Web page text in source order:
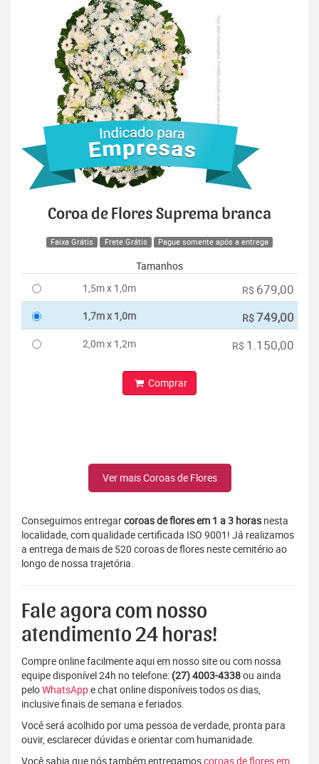
Coroa de Flores Suprema branca
Faixa Grátis Frete Grátis Pague somente após a entrega
Tamanhos
1,5m x 1,0m
R$ 679,00
1,7m x 1,0m R$749,00
2,0m x 1,2m R$ 1.150,00
Comprar
Ver mais Coroas de Flores
Conseguimos entregarcoroas de flores em 1 a 3 horas nesta
localidade, com qualidade certificada ISO 9001! Já realizamos
a entrega de mais de 520 coroas de flores neste cemitério ao
longo de nossa trajetória.
Fale agora com nosso
atendimento 24 horas!
Compre online facilmente aqui em nosso site ou com nossa
equipe disponível 24h no telefone: (27) 4003-4338ou ainda
peloWhatsAppe chat online disponíveis todos os dias,
inclusive finais de semana e feriados.
Você será acolhido por uma pessoa de verdade, pronta para
ouvir, esclarecer dúvidas e orientar com humanidade.
Você sabia que nós também entregamoscoroas de flores em